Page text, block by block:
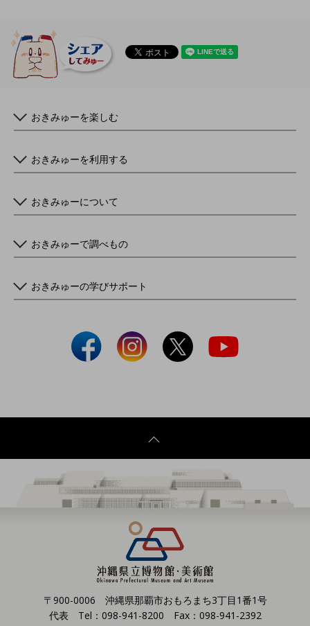
おきみゅーを楽しむ
おきみゅーを利用する
おきみゅーについて
おきみゅーで調べもの
おきみゅーの学びサポート
〒900-0006 沖縄県那覇市おもろまち3丁目1番1号
代表 Tel：098-941-8200 Fax：098-941-2392